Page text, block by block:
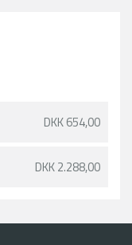
DKK 654,00
DKK 2.288,00